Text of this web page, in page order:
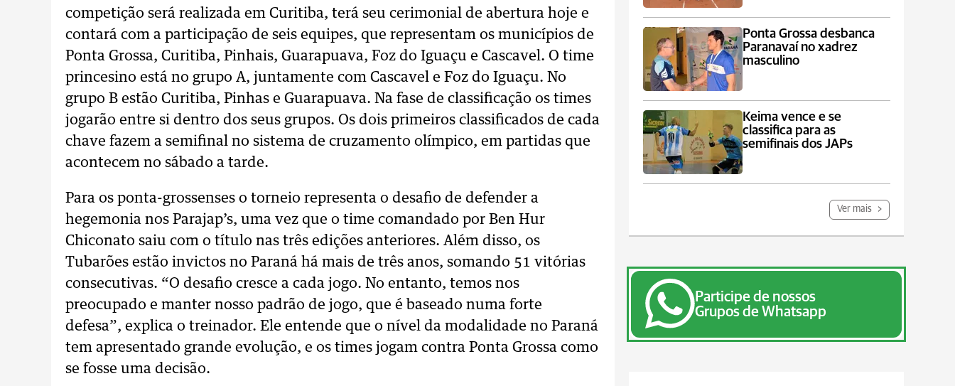
competição será realizada em Curitiba, terá seu cerimonial de abertura hoje e
contará com a participação de seis equipes, que representam os municípios de
Ponta Grossa, Curitiba, Pinhais, Guarapuava, Foz do Iguaçu e Cascavel. O time
princesino está no grupo A, juntamente com Cascavel e Foz do Iguaçu. No
grupo B estão Curitiba, Pinhas e Guarapuava. Na fase de classificação os times
jogarão entre si dentro dos seus grupos. Os dois primeiros classificados de cada
chave fazem a semifinal no sistema de cruzamento olímpico, em partidas que
acontecem no sábado a tarde.
Para os ponta-grossenses o torneio representa o desafio de defender a
hegemonia nos Parajap’s, uma vez que o time comandado por Ben Hur
Chiconato saiu com o título nas três edições anteriores. Além disso, os
Tubarões estão invictos no Paraná há mais de três anos, somando 51 vitórias
consecutivas. “O desafio cresce a cada jogo. No entanto, temos nos
preocupado e manter nosso padrão de jogo, que é baseado numa forte
defesa”, explica o treinador. Ele entende que o nível da modalidade no Paraná
tem apresentado grande evolução, e os times jogam contra Ponta Grossa como
se fosse uma decisão.
Ponta Grossa desbanca
Paranavaí no xadrez
masculino
Keima vence e se
classifica para as
semifinais dos JAPs
Ver mais
Participe de nossos
Grupos de Whatsapp